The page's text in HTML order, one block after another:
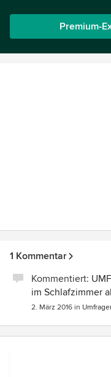
Premium-
1 Kommentar
Kommentiert:
im Schlafzimmer
2. März 2016 in